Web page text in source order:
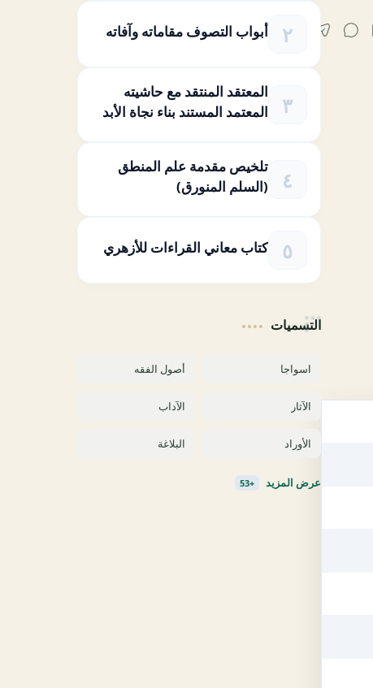
أبواب التصوف مقاماته وآفاته
المعتقد المنتقد مع حاشيته
المعتمد المستند بناء نجاة الأبد
تلخيص مقدمة علم المنطق
(السلم المنورق)
كتاب معاني القراءات للأزهري
التسميات